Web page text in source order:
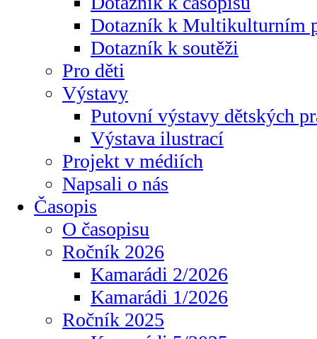
Dotazník k Multikulturním
Dotazník k soutěži
Pro děti
Výstavy
Putovní výstavy dětských
Výstava ilustrací
Projekt v médiích
Napsali o nás
Časopis
O časopisu
Ročník 2026
Kamarádi 2/2026
Kamarádi 1/2026
Ročník 2025